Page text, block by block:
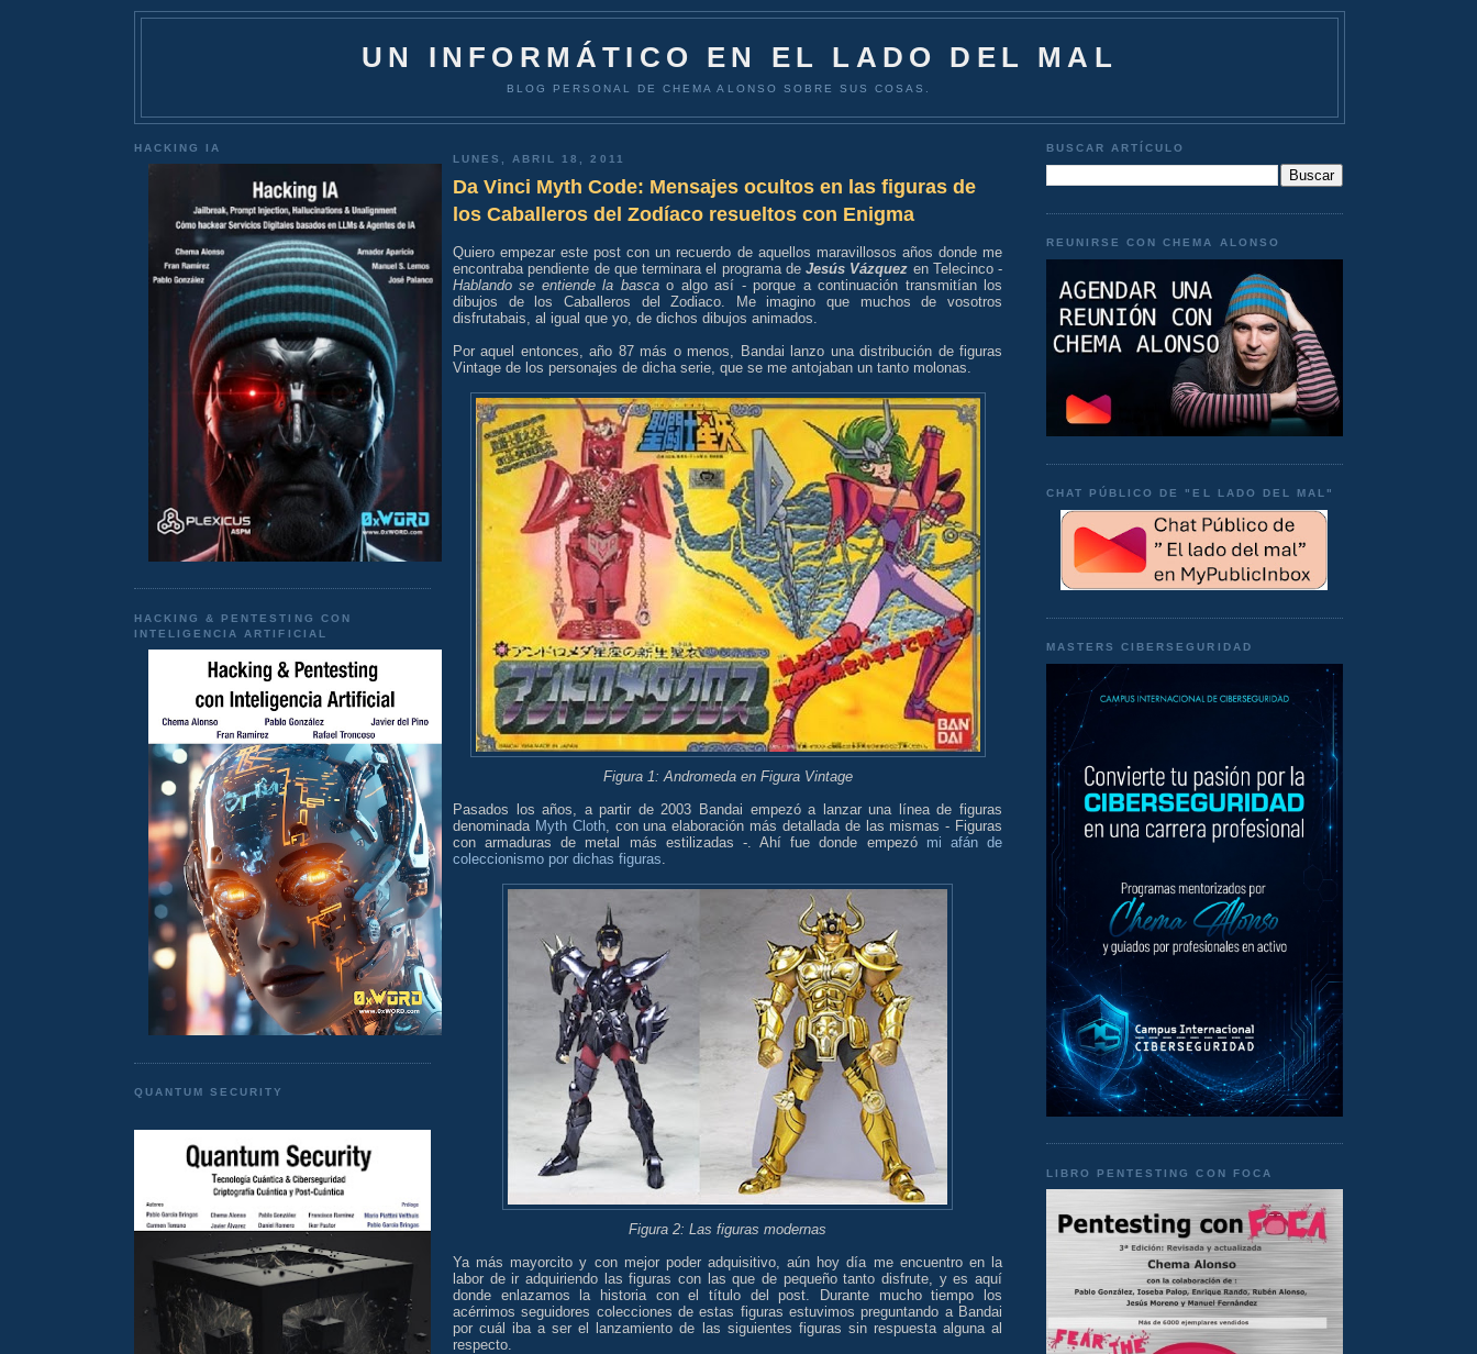
UN INFORMÁTICO EN EL LADO DEL MAL
BLOG PERSONAL DE CHEMA ALONSO SOBRE SUS COSAS.
HACKING IA
HACKING & PENTESTING CON
INTELIGENCIA ARTIFICIAL
QUANTUM SECURITY
LUNES, ABRIL 18, 2011
Da Vinci Myth Code: Mensajes ocultos en las figuras de
los Caballeros del Zodíaco resueltos con Enigma
Quiero empezar este post con un recuerdo de aquellos maravillosos años donde me
encontraba pendiente de que terminara el programa de Jesús Vázquez en Telecinco -
Hablando se entiende la bascao algo así - porque a continuación transmitían los
dibujos de los Caballeros del Zodiaco. Me imagino que muchos de vosotros
disfrutabais, al igual que yo, de dichos dibujos animados.
Por aquel entonces, año 87 más o menos, Bandai lanzo una distribución de figuras
Vintage de los personajes de dicha serie, que se me antojaban un tanto molonas.
Figura 1: Andromeda en Figura Vintage
Pasados los años, a partir de 2003 Bandai empezó a lanzar una línea de figuras
denominada Myth Cloth, con una elaboración más detallada de las mismas - Figuras
con armaduras de metal más estilizadas -. Ahí fue donde empezó mi afán de
coleccionismo por dichas figuras
Figura 2: Las figuras modernas
Ya más mayorcito y con mejor poder adquisitivo, aún hoy día me encuentro en la
labor de ir adquiriendo las figuras con las que de pequeño tanto disfrute, y es aquí
donde enlazamos la historia con el título del post. Durante mucho tiempo los
acérrimos seguidores colecciones de estas figuras estuvimos preguntando a Bandai
por cuál iba a ser el lanzamiento de las siguientes figuras sin respuesta alguna al
respecto.
BUSCAR ARTÍCULO
REUNIRSE CON CHEMA ALONSO
CHAT PÚBLICO DE "EL LADO DEL MAL"
MASTERS CIBERSEGURIDAD
LIBRO PENTESTING CON FOCA